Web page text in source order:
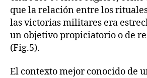
que la relación entre los
las victorias militares era
un objetivo propiciatorio o de
(Fig.5).
El contexto mejor conocido de